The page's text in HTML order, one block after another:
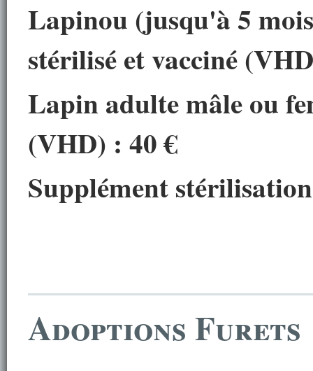
Lapinou (jusqu'à 5
stérilisé et vacciné
Lapin adulte mâle ou
(VHD) : 40 €
Supplément
Adoptions Furets